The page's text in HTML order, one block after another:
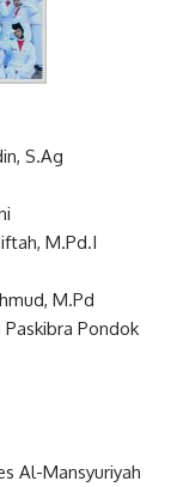
S.Ag
M.Pd.I
M.Pd
Pondok
Al-Mansyuriyah